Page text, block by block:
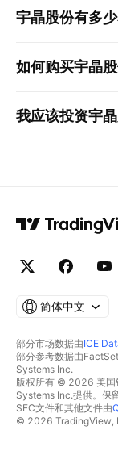
宇晶股份有多
如何购买宇晶
我应该投资宇
简体中文
部分市场数据由ICE
部分参考数据由
Systems Inc.
版权所有 © 2026 美国
Systems Inc.提供。保
SEC文件和其他文件由
© 2026 TradingView,